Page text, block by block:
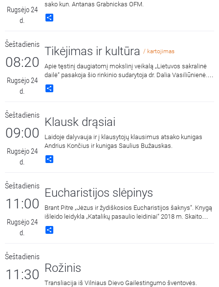
Rugsėjo 24
d.
sako kun. Antanas Grabnickas OFM.
Šeštadienis
08:20
Rugsėjo 24
d.
Tikėjimas ir kultūra / kartojimas
Apie tęstinį daugiatomį mokslinį veikalą „Lietuvos sakralinė
dailė“ pasakoja šio rinkinio sudarytoja dr. Dalia Vasiliūnienė.
Pašnekovę kalbina Rimas Macevičius.
Šeštadienis
09:00
Rugsėjo 24
d.
Klausk drąsiai
Laidoje dalyvauja ir į klausytojų klausimus atsako kunigas
Andrius Končius ir kunigas Saulius Bužauskas.
Šeštadienis
11:00
Rugsėjo 24
d.
Eucharistijos slėpinys
Brant Pitre „Jėzus ir žydiškosios Eucharistijos šaknys“. Knygą
išleido leidykla „Katalikų pasaulio leidiniai“ 2018 m. Skaito
Mindaugas Zimkus.
Šeštadienis
11:30 Rožinis
Transliacija iš Vilniaus Dievo Gailestingumo šventovės.